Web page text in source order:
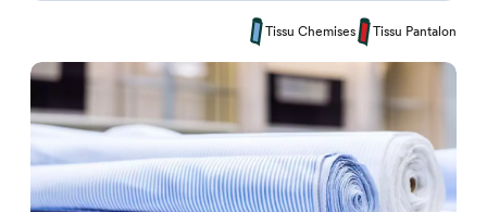
Tissu Chemises Tissu Pantalon